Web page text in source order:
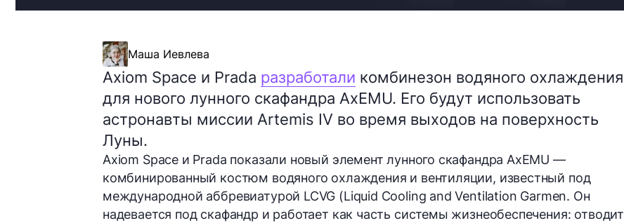
Маша Иевлева
Axiom Space и Prada разработали комбинезон водяного охлаждения
для нового лунного скафандра AxEMU. Его будут использовать
астронавты миссии Artemis IV во время выходов на поверхность
Луны.
Axiom Space и Prada показали новый элемент лунного скафандра AxEMU —
комбинированный костюм водяного охлаждения и вентиляции, известный под
международной аббревиатурой LCVG (Liquid Cooling and Ventilation Garmen. Он
надевается под скафандр и работает как часть системы жизнеобеспечения: отводит